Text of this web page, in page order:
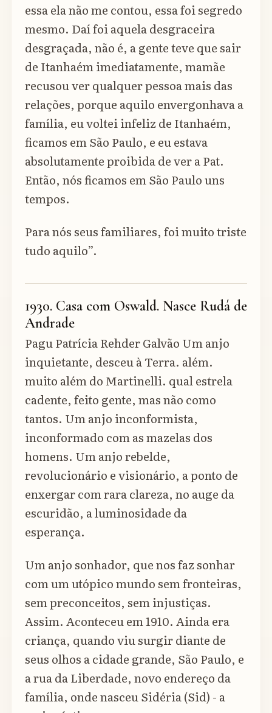
essa ela não me contou, essa foi segredo
mesmo. Daí foi aquela desgraceira
desgraçada, não é, a gente teve que sair
de Itanhaém imediatamente, mamãe
recusou ver qualquer pessoa mais das
relações, porque aquilo envergonhava a
família, eu voltei infeliz de Itanhaém,
ficamos em São Paulo, e eu estava
absolutamente proibida de ver a Pat.
Então, nós ficamos em São Paulo uns
tempos.
Para nós seus familiares, foi muito triste
tudo aquilo”.
1930. Casa com Oswald. Nasce Rudá de
Andrade
Pagu Patrícia Rehder Galvão Um anjo
inquietante, desceu à Terra. além.
muito além do Martinelli. qual estrela
cadente, feito gente, mas não como
tantos. Um anjo inconformista,
inconformado com as mazelas dos
homens. Um anjo rebelde,
revolucionário e visionário, a ponto de
enxergar com rara clareza, no auge da
escuridão, a luminosidade da
esperança.
Um anjo sonhador, que nos faz sonhar
com um utópico mundo sem fronteiras,
sem preconceitos, sem injustiças.
Assim. Aconteceu em 1910. Ainda era
criança, quando viu surgir diante de
seus olhos a cidade grande, São Paulo, e
a rua da Liberdade, novo endereço da
família, onde nasceu Sidéria (Sid) - a